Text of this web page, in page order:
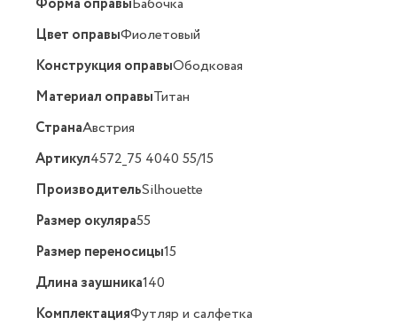
Цвет оправыФиолетовый
Конструкция оправыОбодковая
Материал оправыТитан
СтранаАвстрия
Артикул4572_75 4040 55/15
ПроизводительSilhouette
Размер окуляра55
Размер переносицы15
Длина заушника140
КомплектацияФутляр и салфетка